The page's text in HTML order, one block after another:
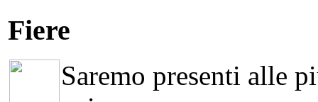
Fiere
Saremo presenti alle